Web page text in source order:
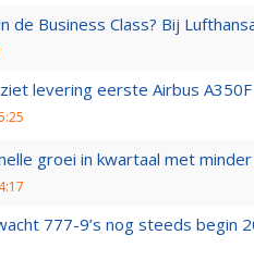
de Business Class? Bij
levering eerste Airbus
groei in kwartaal met
777-9’s nog steeds begin